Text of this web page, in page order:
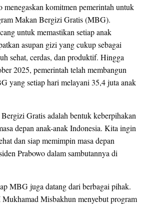
menegaskan komitmen pemerintah untuk
Makan Bergizi Gratis (MBG).
untuk memastikan setiap anak
asupan gizi yang cukup sebagai
sehat, cerdas, dan produktif. Hingga
2025, pemerintah telah membangun
yang setiap hari melayani 35,4 juta anak
Gratis adalah bentuk keberpihakan
depan anak-anak Indonesia. Kita ingin
dan siap memimpin masa depan
Prabowo dalam sambutannya di
MBG juga datang dari berbagai pihak.
Misbakhun menyebut program